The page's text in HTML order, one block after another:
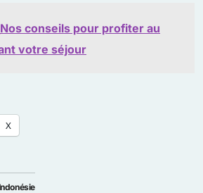
Nos conseils pour profiter au
votre séjour
X